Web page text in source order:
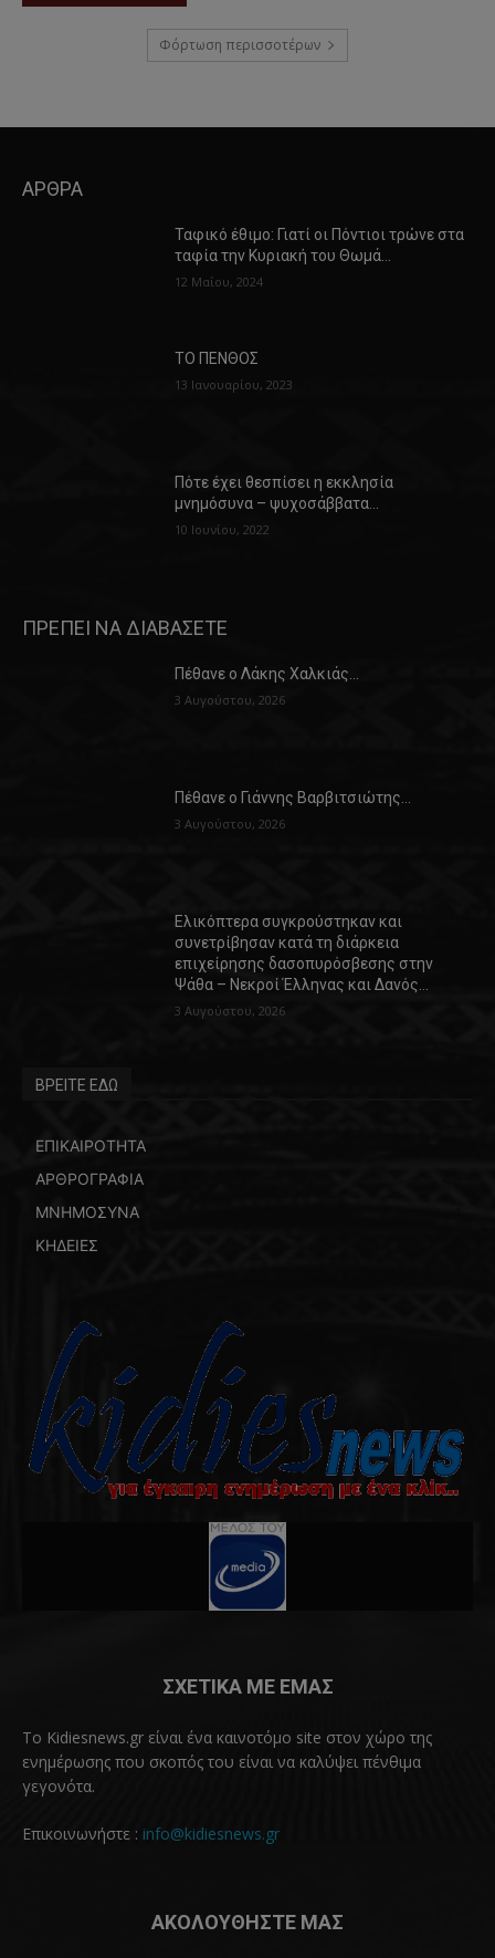
Φόρτωση περισσοτέρων
ΑΡΘΡΑ
Ταφικό έθιμο: Γιατί οι Πόντιοι τρώνε στα
ταφία την Κυριακή του Θωμά…
12 Μαΐου, 2024
ΤΟ ΠΕΝΘΟΣ
13 Ιανουαρίου, 2023
Πότε έχει θεσπίσει η εκκλησία
μνημόσυνα – ψυχοσάββατα…
10 Ιουνίου, 2022
ΠΡΕΠΕΙ ΝΑ ΔΙΑΒΑΣΕΤΕ
Πέθανε ο Λάκης Χαλκιάς…
3 Αυγούστου, 2026
Πέθανε ο Γιάννης Βαρβιτσιώτης…
3 Αυγούστου, 2026
Ελικόπτερα συγκρούστηκαν και
συνετρίβησαν κατά τη διάρκεια
επιχείρησης δασοπυρόσβεσης στην
Ψάθα – Νεκροί Έλληνας και Δανός…
3 Αυγούστου, 2026
ΒΡΕΙΤΕ ΕΔΩ
ΕΠΙΚΑΙΡΟΤΗΤΑ
ΑΡΘΡΟΓΡΑΦΙΑ
ΜΝΗΜΟΣΥΝΑ
ΚΗΔΕΙΕΣ
ΣΧΕΤΙΚΑ ΜΕ ΕΜΑΣ
Το Kidiesnews.gr είναι ένα καινοτόμο site στον χώρο της
ενημέρωσης που σκοπός του είναι να καλύψει πένθιμα
γεγονότα.
Επικοινωνήστε : info@kidiesnews.gr
ΑΚΟΛΟΥΘΗΣΤΕ ΜΑΣ